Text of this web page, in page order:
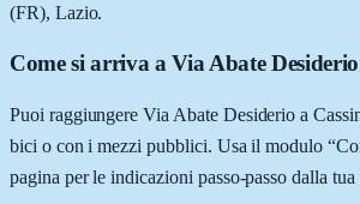
(FR), Lazio.
Come si arriva a Via Abate
Puoi raggiungere Via Abate Desiderio a
bici o con i mezzi pubblici. Usa il modulo
pagina per le indicazioni passo-passo dalla tua